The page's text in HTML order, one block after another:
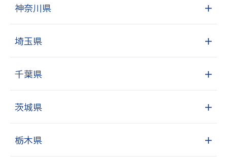
神奈川県 ＋
埼玉県 ＋
千葉県 ＋
茨城県 ＋
栃木県 ＋